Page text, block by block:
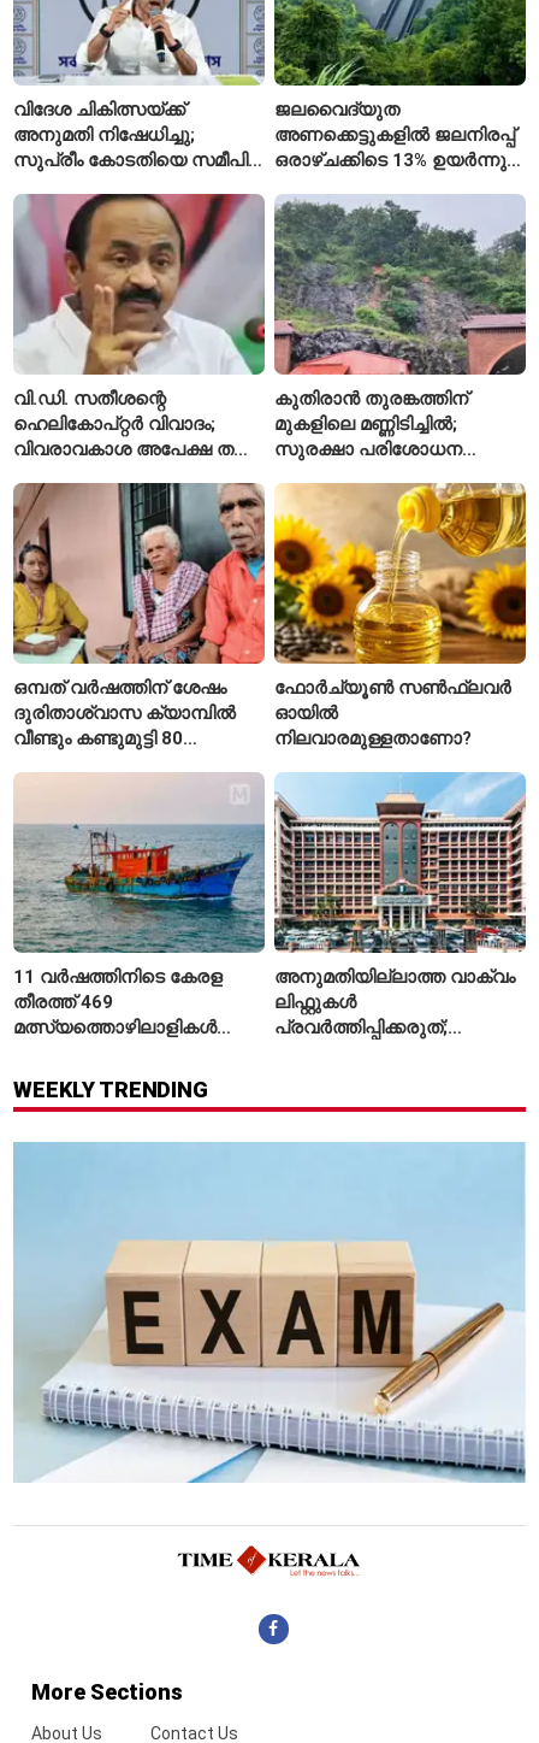
വിദേശ ചികിത്സയ്ക്ക്
അനുമതി നിഷേധിച്ചു;
സുപ്രീം കോടതിയെ സമീപിച്ച്
ജലവൈദ്യുത
അണക്കെട്ടുകളിൽ ജലനിരപ്പ്
ഒരാഴ്ചക്കിടെ 13% ഉയർന്നു;
ഇപ്പോഴും കുറവ്
വി.ഡി. സതീശന്റെ
ഹെലികോപ്റ്റർ വിവാദം;
വിവരാവകാശ അപേക്ഷ തള്ളി
കുതിരാൻ തുരങ്കത്തിന്
മുകളിലെ മണ്ണിടിച്ചിൽ;
സുരക്ഷാ പരിശോധന
ഒമ്പത് വർഷത്തിന് ശേഷം
ദുരിതാശ്വാസ ക്യാമ്പിൽ
വീണ്ടും കണ്ടുമുട്ടി 80
ഫോർച്യൂൺ സൺഫ്ലവർ
ഓയിൽ
നിലവാരമുള്ളതാണോ?
11 വർഷത്തിനിടെ കേരള
തീരത്ത് 469
മത്സ്യത്തൊഴിലാളികൾ
കാണാതായി, 47,773 പേരെ
രക്ഷപ്പെടുത്തി
അനുമതിയില്ലാത്ത വാക്വം
ലിഫ്റ്റുകൾ
പ്രവർത്തിപ്പിക്കരുത്;
ലിഫ്റ്റുകൾക്ക്
WEEKLY TRENDING
More Sections
About Us Contact Us